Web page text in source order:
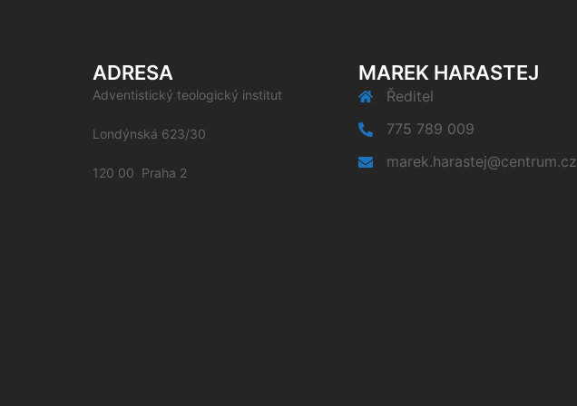
ADRESA
Adventistický teologický institut
Londýnská 623/30
120 00 Praha 2
MAREK HARASTEJ
Ředitel
775 789 009
marek.harastej@centrum.cz